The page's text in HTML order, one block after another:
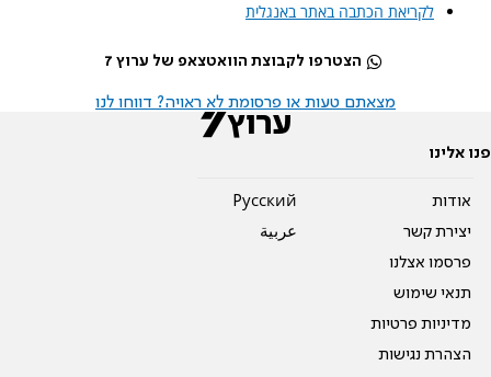
לקריאת הכתבה באתר באנגלית
הצטרפו לקבוצת הוואטצאפ של ערוץ 7
מצאתם טעות או פרסומת לא ראויה? דווחו לנו
פנו אלינו
אודות
יצירת קשר
פרסמו אצלנו
תנאי שימוש
מדיניות פרטיות
הצהרת נגישות
Pусский
عربية